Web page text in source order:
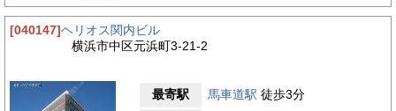
ています。さらに、徒歩圏には「赤レンガ倉庫」「横浜ワールド
ポーターズ」「みなとみらい21地区」といった商業・観光施設
もあり、仕事終わりのリフレッシュや来客の接待にも便利なロケ
ーションです。特に馬車道通り沿いは、横浜らしい情緒あふれる
適な環境が広がっています。自然環境にも恵まれており、「山下
公園」や「象の鼻パーク」などの海沿いの公園が徒歩圏内にあり
[040147]ヘリオス関内ビル
横浜市中区元浜町3-21-2
最寄駅 馬車道駅 徒歩3分